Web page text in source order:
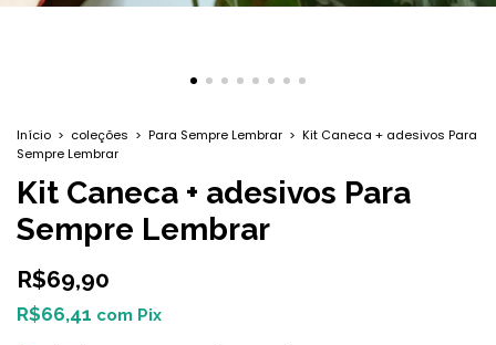
Início > coleções > Para Sempre Lembrar > Kit Caneca + adesivos Para
Sempre Lembrar
Kit Caneca + adesivos Para
Sempre Lembrar
R$69,90
R$66,41 com Pix